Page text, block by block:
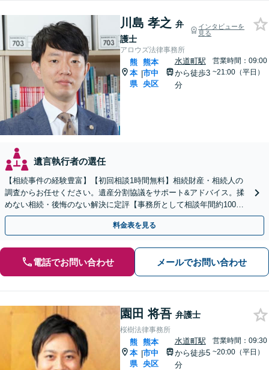
川島 孝之 弁
護士
インタビューを
見る
アロウズ法律事務所
熊
本
県
|
熊本
市中
央区
水道町駅
から徒歩3
分
営業時間：09:00
~21:00（平日）
遺言執行者の選任
【相続事件の経験豊富】【初回相談1時間無料】相続財産・相続人の
調査からお任せください。遺産分割協議をサポート&アドバイス。揉
めない相続・後悔のない解決に定評【事務所として相談年間約100
件】
料金表を見る
電話でお問い合わせ メールでお問い合わせ
園田 将吾 弁護士
桜樹法律事務所
熊
本
県
|
熊本
市中
央区
水道町駅
から徒歩5
分
営業時間：09:30
~20:00（平日）